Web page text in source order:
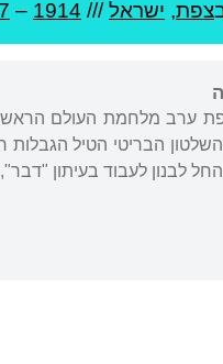
צפת, ישראל///
1914
–
הבריטי הטיל
לבנון לעבוד בעיתון